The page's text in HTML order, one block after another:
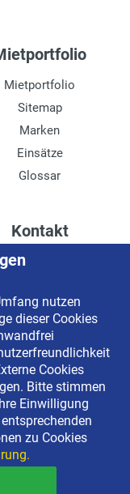
Mietportfolio
Sitemap
Marken
Einsätze
Glossar
Kontakt
Impressum
Anmeldung
nutzen
dieser Cookies
Cookies
Bitte stimmen
Einwilligung
zu Cookies